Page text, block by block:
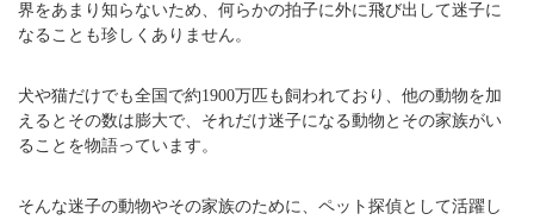
界をあまり知らないため、何らかの拍子に外に飛び出して迷子に
なることも珍しくありません。
犬や猫だけでも全国で約1900万匹も飼われており、他の動物を加
えるとその数は膨大で、それだけ迷子になる動物とその家族がい
ることを物語っています。
そんな迷子の動物やその家族のために、ペット探偵として活躍し